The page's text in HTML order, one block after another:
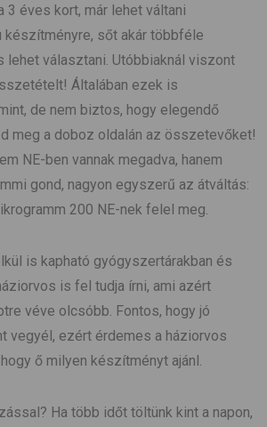
3 éves kort, már lehet váltani
készítményre, sőt akár többféle
lehet választani. Utóbbiaknál viszont
Általában ezek is
de nem biztos, hogy elegendő
meg a doboz oldalán az összetevőket!
NE-ben vannak megadva, hanem
gond, nagyon egyszerű az átváltás:
200 NE-nek felel meg.
is kapható gyógyszertárakban és
is fel tudja írni, ami azért
véve olcsóbb. Fontos, hogy jó
vegyél, ezért érdemes a háziorvos
ő milyen készítményt ajánl.
Ha több időt töltünk kint a napon,